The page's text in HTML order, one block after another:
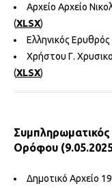
Αρχείο Αρχείο
(XLSX)
Ελληνικός
Χρήστου Γ.
(XLSX)
Συμπληρωματικός
Ορόφου
Δημοτικό Αρχείο